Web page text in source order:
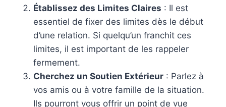
Établissez des Limites Claires : Il est
essentiel de fixer des limites dès le début
d’une relation. Si quelqu’un franchit ces
limites, il est important de les rappeler
fermement.
Cherchez un Soutien Extérieur : Parlez à
vos amis ou à votre famille de la situation.
Ils pourront vous offrir un point de vue